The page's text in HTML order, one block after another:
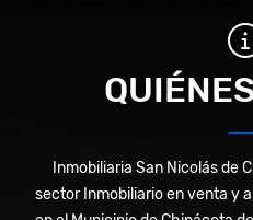
Inmobiliaria San Nicolás de
sector Inmobiliario en venta y